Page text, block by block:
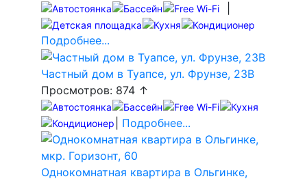
Подробнее...
Частный дом в Туапсе, ул. Фрунзе, 23В
Просмотров: 874 ↑
Подробнее...
Однокомнатная квартира в Ольгинке,